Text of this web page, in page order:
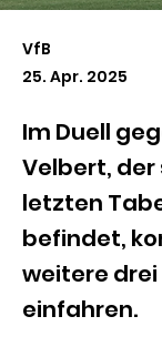
VfB
25. Apr. 2025
Im Duell
Velbert,
letzten
befindet,
weitere drei
einfahren.